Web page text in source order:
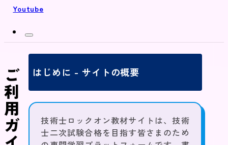
Youtube
はじめに - サイトの概要
技術士ロックオン教材サイトは、技術
士二次試験合格を目指す皆さまのため
ご
利
用
ガ